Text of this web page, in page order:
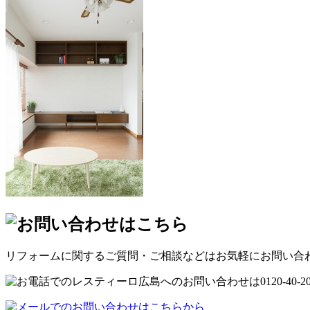
リフォームに関するご質問・ご相談などはお気軽にお問い合